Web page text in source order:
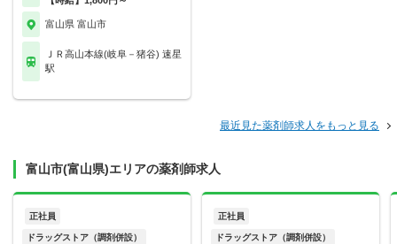
富山県 富山市
ＪＲ高山本線(岐阜－猪谷) 速星
駅
最近見た薬剤師求人をもっと見る
富山市(富山県)エリアの薬剤師求人
正社員
ドラッグストア（調剤併設）
正社員
ドラッグストア（調剤併設）